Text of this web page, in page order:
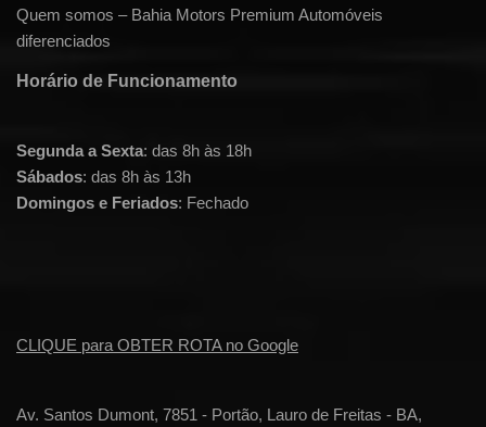
Quem somos – Bahia Motors Premium Automóveis
diferenciados
Horário de Funcionamento
Segunda a Sexta: das 8h às 18h
Sábados: das 8h às 13h
Domingos e Feriados: Fechado
CLIQUE para OBTER ROTA no Google
Av. Santos Dumont, 7851 - Portão, Lauro de Freitas - BA,